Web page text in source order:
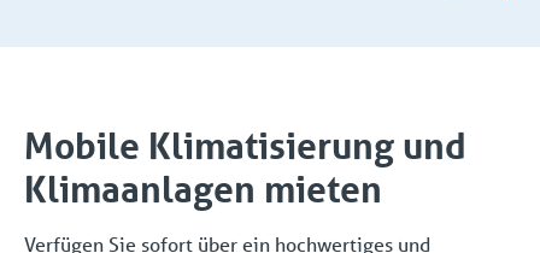
Mobile Klimatisierung und
Klimaanlagen mieten
Verfügen Sie sofort über ein hochwertiges und